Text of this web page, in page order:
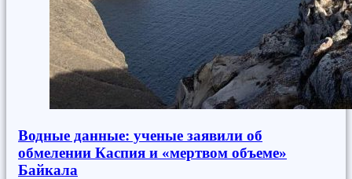
Водные данные: ученые заявили об
обмелении Каспия и «мертвом объеме»
Байкала